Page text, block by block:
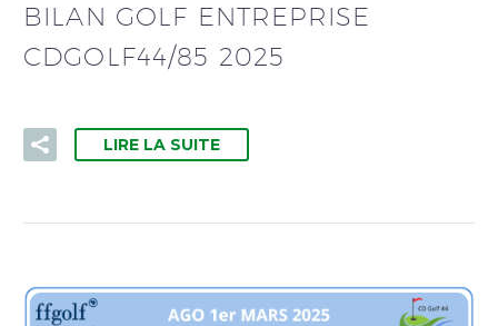
BILAN GOLF ENTREPRISE
CDGOLF44/85 2025
LIRE LA SUITE